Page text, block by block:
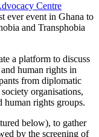
Centre
ever event in Ghana to
and Transphobia
a platform to discuss
human rights in
from diplomatic
organisations,
rights groups.
below), to gather
by the screening of